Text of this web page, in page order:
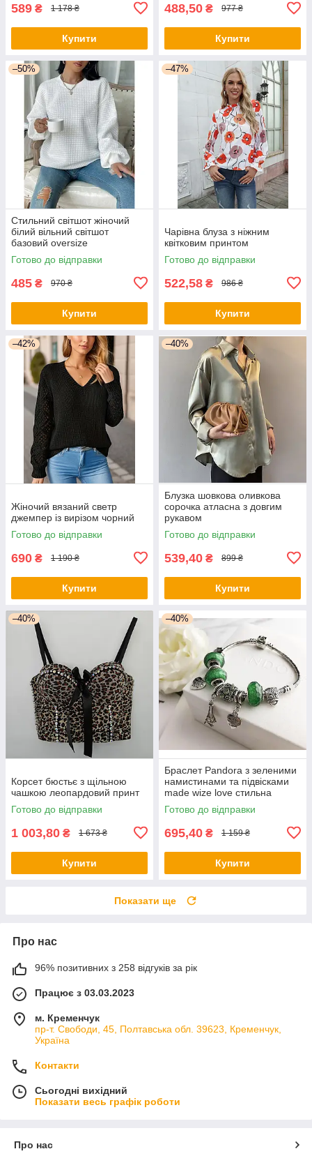
589 ₴ 1 178 ₴
Купити
488,50 ₴ 977 ₴
Купити
–50%
Стильний світшот жіночий
білий вільний світшот
базовий oversize
Готово до відправки
485 ₴ 970 ₴
Купити
–47%
Чарівна блуза з ніжним
квітковим принтом
Готово до відправки
522,58 ₴ 986 ₴
Купити
–42%
Жіночий вязаний светр
джемпер із вирізом чорний
Готово до відправки
690 ₴ 1 190 ₴
Купити
–40%
Блузка шовкова оливкова
сорочка атласна з довгим
рукавом
Готово до відправки
539,40 ₴ 899 ₴
Купити
–40%
Корсет бюстьє з щільною
чашкою леопардовий принт
Готово до відправки
1 003,80 ₴ 1 673 ₴
Купити
–40%
Браслет Pandora з зеленими
намистинами та підвісками
made wize love стильна
прикраса
Готово до відправки
695,40 ₴ 1 159 ₴
Купити
Показати ще
Про нас
96% позитивних з 258 відгуків за рік
Працює з 03.03.2023
м. Кременчук
пр-т. Свободи, 45, Полтавська обл. 39623, Кременчук,
Україна
Контакти
Сьогодні вихідний
Показати весь графік роботи
Про нас